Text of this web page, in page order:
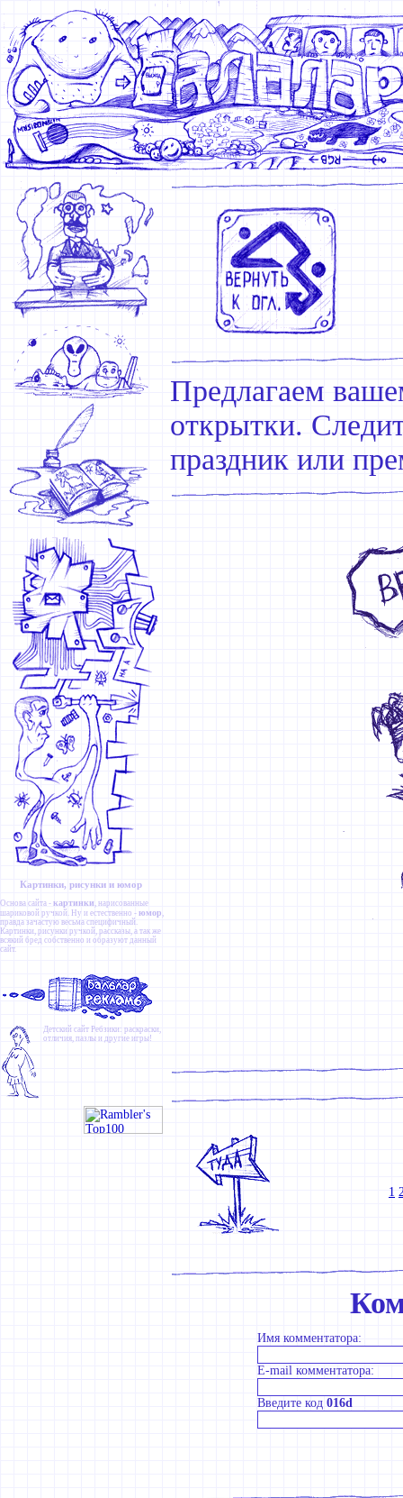
Картинки, рисунки и юмор
Основа сайта - картинки , нарисованные
шариковой ручкой. Ну и естественно - юмор ,
правда зачастую весьма специфичный.
Картинки, рисунки ручкой, рассказы, а так же
всякий бред собственно и образуют данный
сайт.
Детский сайт Ребзики: раскраски,
отличия, пазлы и другие игры!
Предлагаем
открытки.
праздник или
1
Имя комментатора:
E-mail комментатора:
Введите код 016d